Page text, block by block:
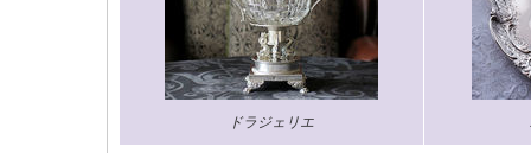
ドラジェリエ